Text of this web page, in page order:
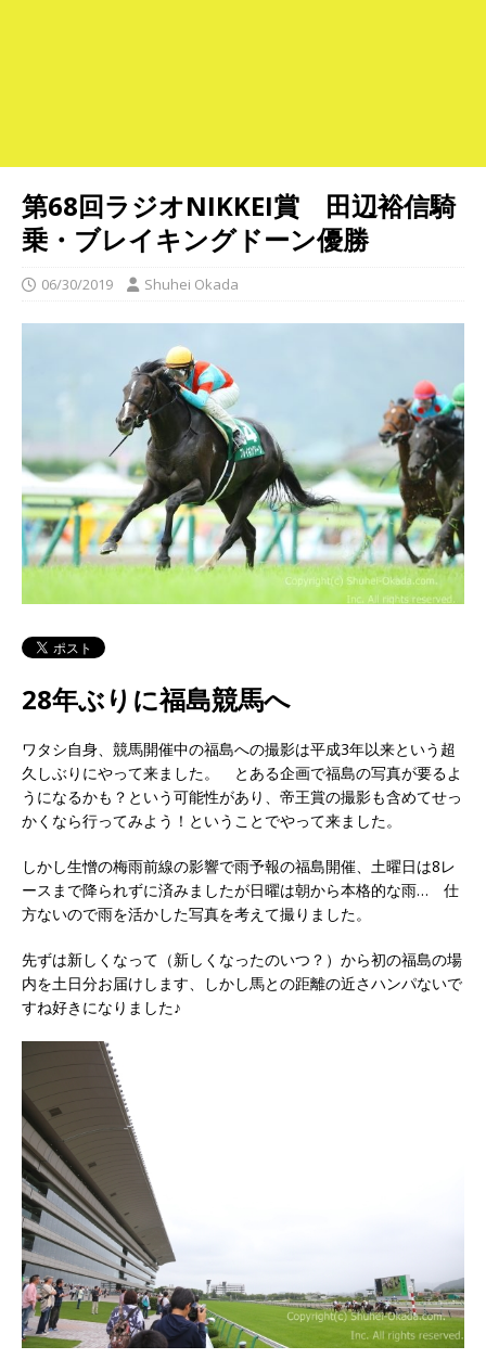
第68回ラジオNIKKEI賞 田辺裕信騎
乗・ブレイキングドーン優勝
06/30/2019 Shuhei Okada
28年ぶりに福島競馬へ
ワタシ自身、競馬開催中の福島への撮影は平成3年以来という超
久しぶりにやって来ました。 とある企画で福島の写真が要るよ
うになるかも？という可能性があり、帝王賞の撮影も含めてせっ
かくなら行ってみよう！ということでやって来ました。
しかし生憎の梅雨前線の影響で雨予報の福島開催、土曜日は8レ
ースまで降られずに済みましたが日曜は朝から本格的な雨… 仕
方ないので雨を活かした写真を考えて撮りました。
先ずは新しくなって（新しくなったのいつ？）から初の福島の場
内を土日分お届けします、しかし馬との距離の近さハンパないで
すね好きになりました♪